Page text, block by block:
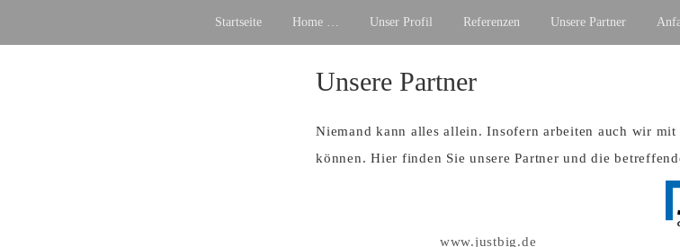
Startseite Home … Unser Profil Referenzen Unsere Partner
Unsere Partner
Niemand kann alles allein. Insofern arbeiten auch wir
können. Hier finden Sie unsere Partner und die
www.justbig.de